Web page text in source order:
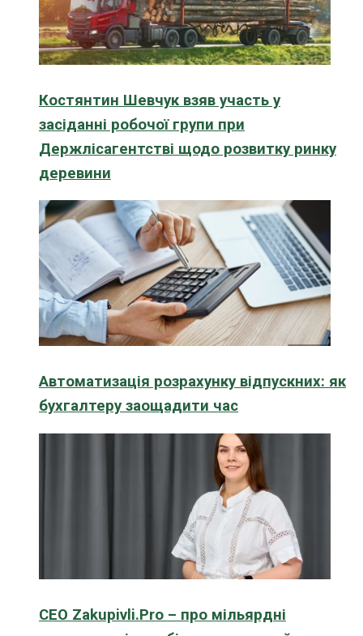
Костянтин Шевчук взяв участь у
засіданні робочої групи при
Держлісагентстві щодо розвитку ринку
деревини
Автоматизація розрахунку відпускних: як
бухгалтеру заощадити час
CEO Zakupivli.Pro – про мільярдні